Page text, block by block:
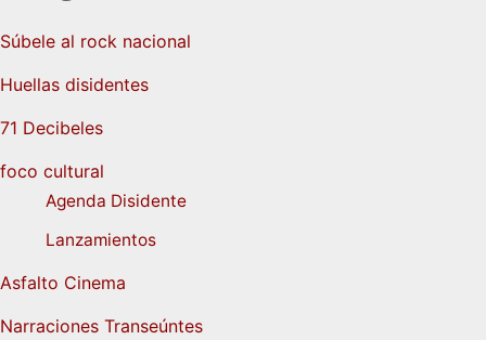
Súbele al rock nacional
Huellas disidentes
71 Decibeles
foco cultural
Agenda Disidente
Lanzamientos
Asfalto Cinema
Narraciones Transeúntes